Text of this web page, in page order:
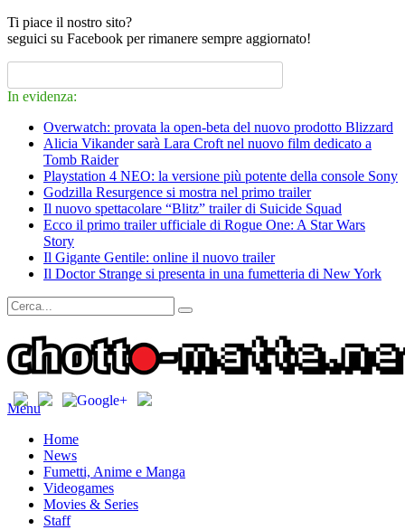
Ti piace il nostro sito?
seguici su Facebook per rimanere sempre aggiornato!
In evidenza:
Overwatch: provata la open-beta del nuovo prodotto Blizzard
Alicia Vikander sarà Lara Croft nel nuovo film dedicato a
Tomb Raider
Playstation 4 NEO: la versione più potente della console Sony
Godzilla Resurgence si mostra nel primo trailer
Il nuovo spettacolare “Blitz” trailer di Suicide Squad
Ecco il primo trailer ufficiale di Rogue One: A Star Wars
Story
Il Gigante Gentile: online il nuovo trailer
Il Doctor Strange si presenta in una fumetteria di New York
Menu
Home
News
Fumetti, Anime e Manga
Videogames
Movies & Series
Staff